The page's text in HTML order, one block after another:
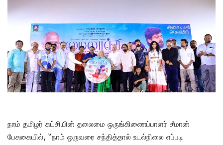
நாம் தமிழர் கட்சியின் தலைமை ஒருங்கிணைப்பாளர் சீமான்
பேசுகையில், “நாம் ஒருவரை சந்தித்தால் உடல்நிலை எப்படி